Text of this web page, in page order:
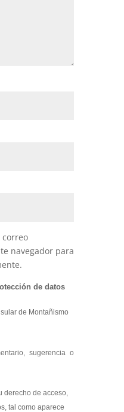
correo
navegador para
de datos
de Montañismo
sugerencia o
derecho de acceso,
tal como aparece